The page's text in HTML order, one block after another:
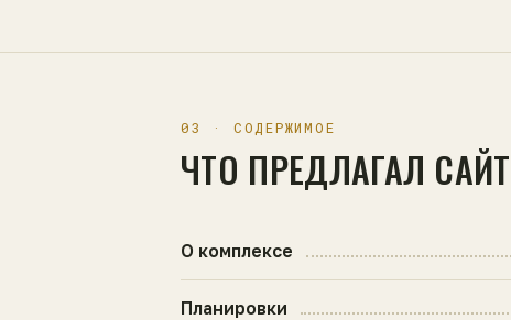
03 · СОДЕРЖИМОЕ
ЧТО ПРЕДЛАГАЛ
О комплексе
Планировки